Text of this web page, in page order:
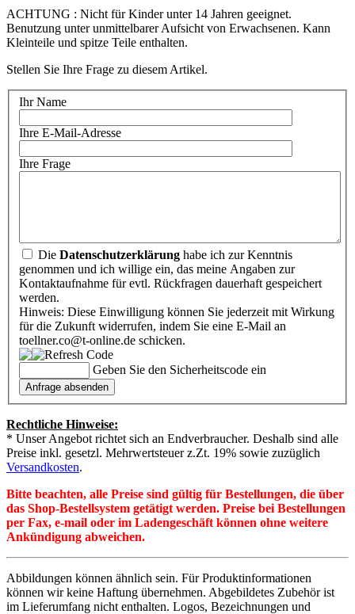
ACHTUNG : Nicht für Kinder unter 14 Jahren geeignet.
Benutzung unter unmittelbarer Aufsicht von Erwachsenen. Kann
Kleinteile und spitze Teile enthalten.
Stellen Sie Ihre Frage zu diesem Artikel.
Ihr Name
Ihre E-Mail-Adresse
Ihre Frage
Die Datenschutzerklärung habe ich zur Kenntnis
genommen und ich willige ein, das meine Angaben zur
Kontaktaufnahme für evtl. Rückfragen dauerhaft gespeichert
werden.
Hinweis: Diese Einwilligung können Sie jederzeit mit Wirkung
für die Zukunft widerrufen, indem Sie eine E-Mail an
toellner.co@t-online.de schicken.
Geben Sie den Sicherheitscode ein
Rechtliche Hinweise:
* Unser Angebot richtet sich an Endverbraucher. Deshalb sind alle
Preise inkl. gesetzl. Mehrwertsteuer z.Zt. 19% sowie zuzüglich
Versandkosten.
Bitte beachten, alle Preise sind gültig für Bestellungen, die über
das Shop-Bestellsystem getätigt werden. Preise bei Bestellungen
per Fax, e-mail oder im Ladengeschäft können ohne weitere
Ankündigung abweichen.
Abbildungen können ähnlich sein. Für Produktinformationen
können wir keine Haftung übernehmen. Abgebildetes Zubehör ist
im Lieferumfang nicht enthalten. Logos, Bezeichnungen und